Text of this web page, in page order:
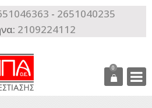
- 2651040235
2109224112
0